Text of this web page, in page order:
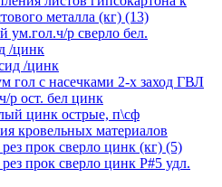
металла (кг) (13)
ум.гол.ч/р сверло бел.
/цинк
/цинк
гол с насечками 2-х заход ГВЛ
р ост. бел цинк
цинк острые, п\сф
кровельных материалов
прок сверло цинк (кг) (5)
прок сверло цинк P#5 удл.